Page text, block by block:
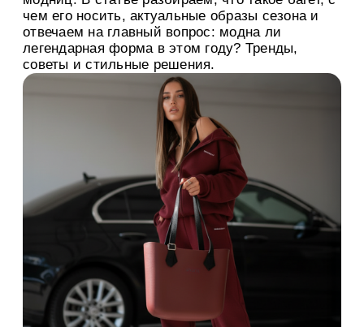
чем его носить, актуальные образы сезона и
отвечаем на главный вопрос: модна ли
легендарная форма в этом году? Тренды,
советы и стильные решения.